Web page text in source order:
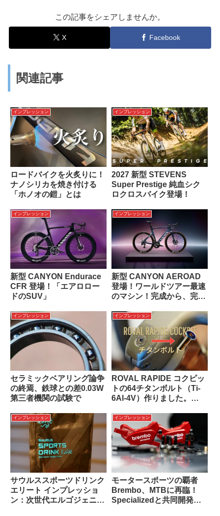
この記事をシェアしませんか。
X Facebook
関連記事
インプレッション
ロードバイクを火炙りに！
ナノシリカを焼き付ける
「ホノオの鎧」とは
インプレッション
2027 新型 STEVENS
Super Prestige 純血シク
ロクロスバイク登場！
インプレッション
新型 CANYON Endurace
CFR 登場！「エアロロー
ドのSUV」
インプレッション
新型 CANYON AEROAD
登場！ワールドツアー最速
のマシン！完成から、完璧
インプレッション
セラミックベアリング論争
の終焉、鉄球との差0.03W
第三者機関の試験で
インプレッション
ROVAL RAPIDE コクピッ
トの64チタンボルト（Ti-
6Al-4V）作りました。
インプレッション
サウルススポーツドリンク
エリート インプレッショ
ン：次世代エルゴジェニッ
インプレッション
モータースポーツの覇者
Brembo、MTBに再臨！
Specializedと共同開発ブ